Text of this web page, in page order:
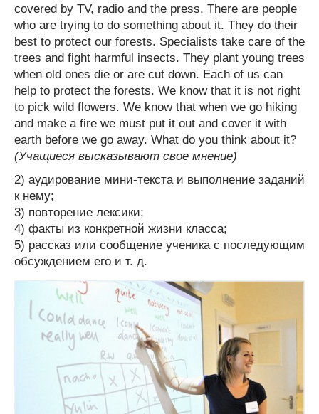
covered by TV, radio and the press. There are people
who are trying to do something about it. They do their
best to protect our forests. Specialists take care of the
trees and fight harmful insects. They plant young trees
when old ones die or are cut down. Each of us can
help to protect the forests. We know that it is not right
to pick wild flowers. We know that when we go hiking
and make a fire we must put it out and cover it with
earth before we go away. What do you think about it?
(Учащиеся высказывают свое мнение)
2) аудирование мини-текста и выполнение заданий
к нему;
3) повторение лексики;
4) факты из конкретной жизни класса;
5) рассказ или сообщение ученика с последующим
обсуждением его и т. д.